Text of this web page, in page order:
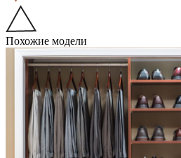
Похожие модели